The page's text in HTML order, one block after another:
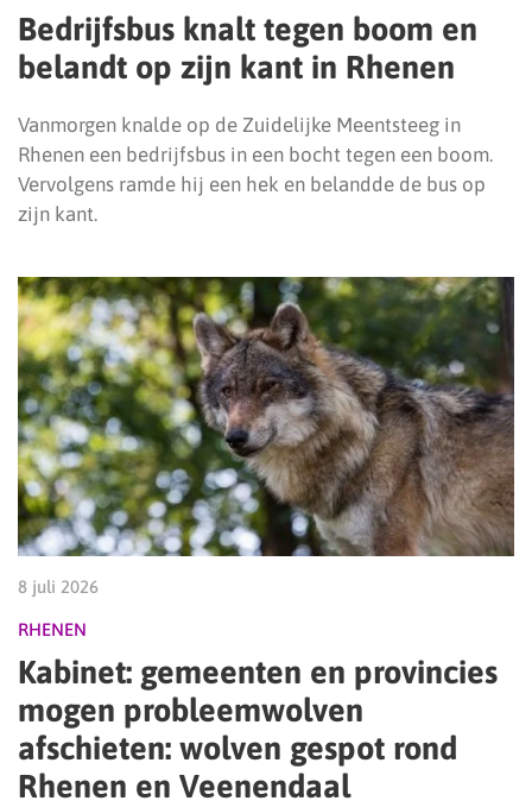
Bedrijfsbus knalt tegen boom en
belandt op zijn kant in Rhenen
Vanmorgen knalde op de Zuidelijke Meentsteeg in
Rhenen een bedrijfsbus in een bocht tegen een boom.
Vervolgens ramde hij een hek en belandde de bus op
zijn kant.
8 juli 2026
RHENEN
Kabinet: gemeenten en provincies
mogen probleemwolven
afschieten: wolven gespot rond
Rhenen en Veenendaal